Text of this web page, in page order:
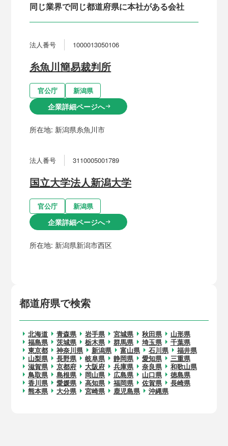
都道府県で検索
北海道 青森県 岩手県 宮城県 秋田県
山形県
福島県
茨城県 栃木県 群馬県 埼玉県
千葉県
東京都
神奈川県 新潟県 富山県 石川県
福井県
山梨県
長野県 岐阜県 静岡県 愛知県
三重県
滋賀県
京都府 大阪府 兵庫県 奈良県
和歌山県
鳥取県
島根県 岡山県 広島県 山口県
徳島県
香川県
愛媛県 高知県 福岡県 佐賀県
長崎県
熊本県
大分県 宮崎県 鹿児島県 沖縄県
同じ業界で同じ都道府県に本社がある会社
法人番号 1000013050106
糸魚川簡易裁判所
官公庁 新潟県
企業詳細ページへarrow_right_alt
所在地: 新潟県糸魚川市
法人番号 3110005001789
国立大学法人新潟大学
官公庁 新潟県
企業詳細ページへarrow_right_alt
所在地: 新潟県新潟市西区